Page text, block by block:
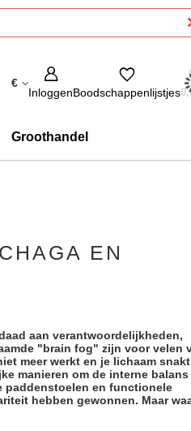
€
InloggenBoodschappenlijstjes
Groothandel
EN
aan verantwoordelijkheden,
"brain fog" zijn voor velen
meer werkt en je lichaam snakt
manieren om de interne balans
paddenstoelen en functionele
hebben gewonnen. Maar